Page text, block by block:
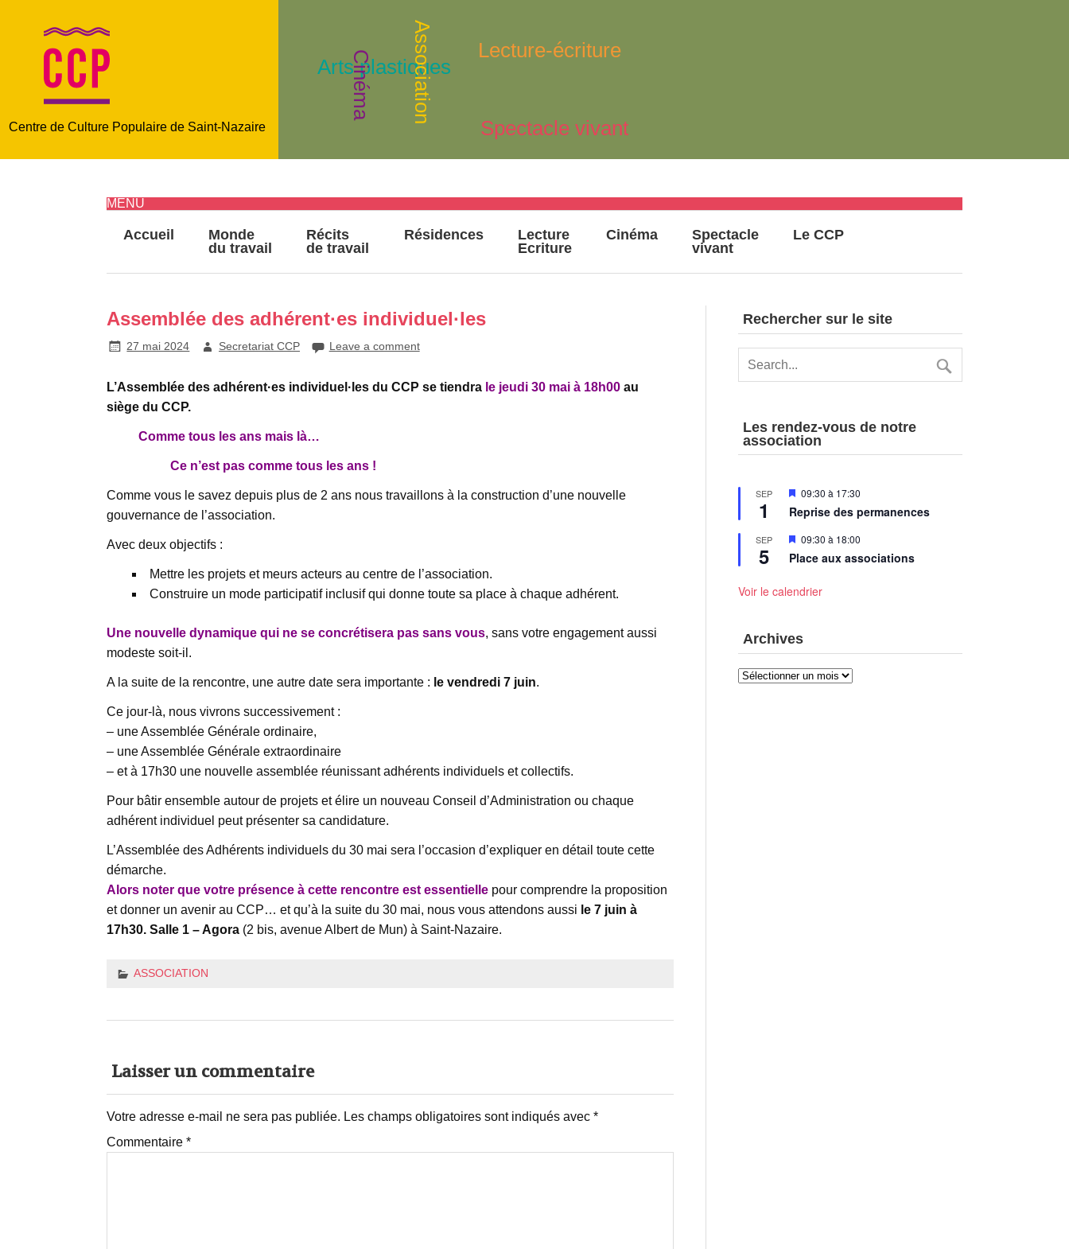
Centre de Culture Populaire de Saint-Nazaire Spectacle vivant
Lecture-écriture
Arts plastiques
Cinéma Association
MENU
Accueil
Monde
du travail
Récits
de travail
Résidences
Lecture
Ecriture
Cinéma
Spectacle
vivant
Le CCP
Assemblée des adhérent·es individuel·les
27 mai 2024 Secretariat CCP Leave a comment
L’Assemblée des adhérent·es individuel·les du CCP se tiendra le jeudi 30 mai à 18h00au
siège du CCP.
Comme tous les ans mais là…
Ce n’est pas comme tous les ans !
Comme vous le savez depuis plus de 2 ans nous travaillons à la construction d’une nouvelle
gouvernance de l’association.
Avec deux objectifs :
Mettre les projets et meurs acteurs au centre de l’association.
Construire un mode participatif inclusif qui donne toute sa place à chaque adhérent.
Une nouvelle dynamique qui ne se concrétisera pas sans vous, sans votre engagement aussi
modeste soit-il.
A la suite de la rencontre, une autre date sera importante : le vendredi 7 juin.
Ce jour-là, nous vivrons successivement :
– une Assemblée Générale ordinaire,
– une Assemblée Générale extraordinaire
– et à 17h30 une nouvelle assemblée réunissant adhérents individuels et collectifs.
Pour bâtir ensemble autour de projets et élire un nouveau Conseil d’Administration ou chaque
adhérent individuel peut présenter sa candidature.
L’Assemblée des Adhérents individuels du 30 mai sera l’occasion d’expliquer en détail toute cette
démarche.
Alors noter que votre présence à cette rencontre est essentiellepour comprendre la proposition
et donner un avenir au CCP… et qu’à la suite du 30 mai, nous vous attendons aussi le 7 juin à
17h30. Salle 1 – Agora(2 bis, avenue Albert de Mun) à Saint-Nazaire.
ASSOCIATION
Laisser un commentaire
Votre adresse e-mail ne sera pas publiée. Les champs obligatoires sont indiqués avec *
Commentaire *
Rechercher sur le site
Les rendez-vous de notre
association
SEP
1
Mis
avant
09:30 à 17:30
Reprise des permanences
SEP
5
Mis
avant
09:30 à 18:00
Place aux associations
Voir le calendrier
Archives
Archives